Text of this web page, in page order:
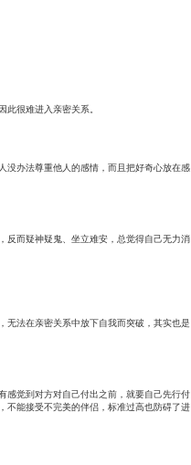
很难进入亲密关系。
没办法尊重他人的感情，而且把好奇心放在感
反而疑神疑鬼、坐立难安，总觉得自己无力消
无法在亲密关系中放下自我而突破，其实也是
感觉到对方对自己付出之前，就要自己先行付
不能接受不完美的伴侣，标准过高也防碍了进